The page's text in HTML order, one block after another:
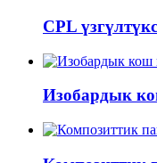
CPL
Изобардык